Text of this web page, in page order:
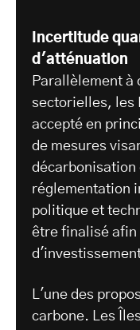
Incertitude
d'atténuation
Parallèlement à
sectorielles, les
accepté en
de mesures
décarbonisation
réglementation
politique et
être finalisé
L'une des
carbone. Les